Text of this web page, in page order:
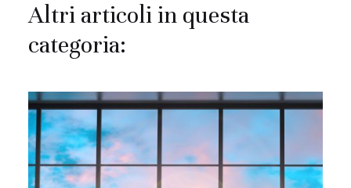
Altri articoli in questa
categoria: